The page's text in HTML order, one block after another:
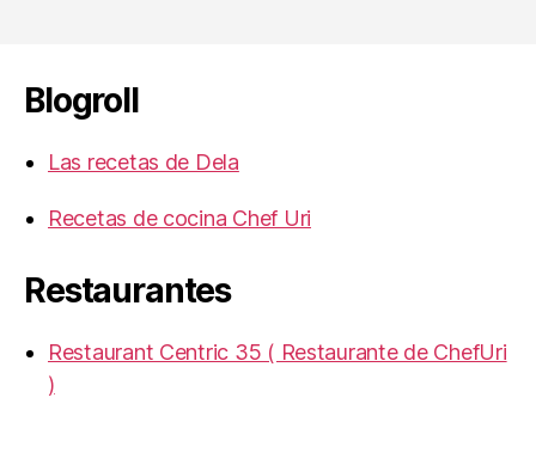
Blogroll
Las recetas de Dela
Recetas de cocina Chef Uri
Restaurantes
Restaurant Centric 35 ( Restaurante de ChefUri
)